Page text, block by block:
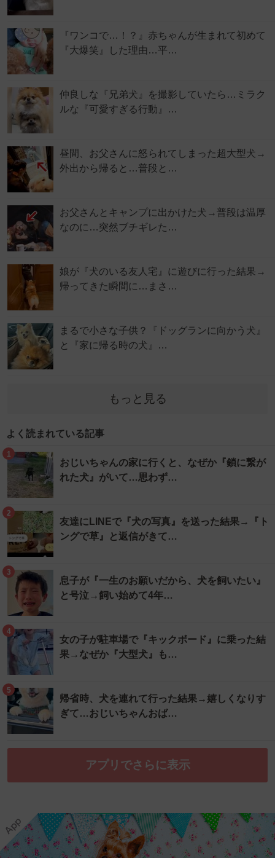
『ワンコで…！？』赤ちゃんが生まれて初めて
『大爆笑』した理由…平…
仲良しな『兄弟犬』を撮影していたら…ミラク
ルな『可愛すぎる行動』…
昼間、お父さんに怒られてしまった超大型犬→
外出から帰ると…普段と…
お父さんとキャンプに出かけた犬→普段は温厚
なのに…突然ブチギレた…
娘が『犬のいる友人宅』に遊びに行った結果→
帰ってきた瞬間に…まさ…
まるで小さな子供？『ドッグランに向かう犬』
と『家に帰る時の犬』…
もっと見る
よく読まれている記事
1
おじいちゃんの家に行くと、なぜか『鎖に繋が
れた犬』がいて…思わず…
2
友達にLINEで『犬の写真』を送った結果→『ト
ングで草』と返信がきて…
3
息子が『一生のお願いだから、犬を飼いたい』
と号泣→飼い始めて4年…
4
女の子が駐車場で『キックボード』に乗った結
果→なぜか『大型犬』も…
5
帰省時、犬を連れて行った結果→嬉しくなりす
ぎて…おじいちゃんおば…
アプリでさらに表示